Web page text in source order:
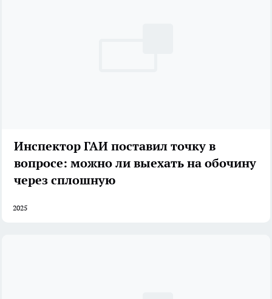
Инспектор ГАИ поставил точку в
вопросе: можно ли выехать на обочину
через сплошную
2025